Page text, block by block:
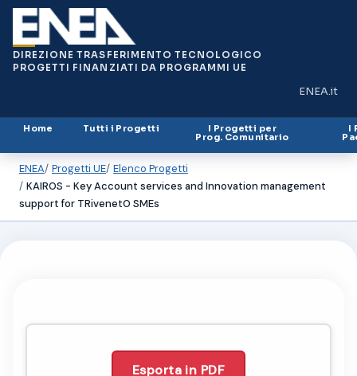
DIREZIONE TRASFERIMENTO TECNOLOGICO
PROGETTI FINANZIATI DA PROGRAMMI UE
ENEA.it
(si apre in
Home Tutti i Progetti I Progetti per
Prog. Comunitario
I
ENEA Progetti UE Elenco Progetti
KAIROS - Key Account services and Innovation management
support for TRivenetO SMEs
Esporta in PDF